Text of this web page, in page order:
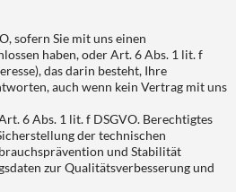
sofern Sie mit uns einen
haben, oder Art. 6 Abs. 1 lit. f
das darin besteht, Ihre
auch wenn kein Vertrag mit uns
6 Abs. 1 lit. f DSGVO. Berechtigtes
der technischen
und Stabilität
zur Qualitätsverbesserung und